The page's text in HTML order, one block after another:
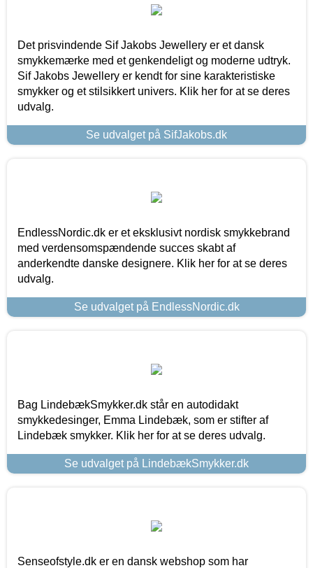
Det prisvindende Sif Jakobs Jewellery er et dansk
smykkemærke med et genkendeligt og moderne udtryk.
Sif Jakobs Jewellery er kendt for sine karakteristiske
smykker og et stilsikkert univers. Klik her for at se deres
udvalg.
Se udvalget på SifJakobs.dk
EndlessNordic.dk er et eksklusivt nordisk smykkebrand
med verdensomspændende succes skabt af
anderkendte danske designere. Klik her for at se deres
udvalg.
Se udvalget på EndlessNordic.dk
Bag LindebækSmykker.dk står en autodidakt
smykkedesinger, Emma Lindebæk, som er stifter af
Lindebæk smykker. Klik her for at se deres udvalg.
Se udvalget på LindebækSmykker.dk
Senseofstyle.dk er en dansk webshop som har